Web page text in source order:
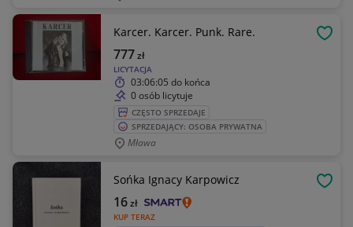
Karcer. Karcer. Punk. Rare.
LICYTACJA
777zł
03:06:05 do końca
0 osób licytuje
CZĘSTO SPRZEDAJE
SPRZEDAJĄCY: OSOBA PRYWATNA
Mława
Sońka Ignacy Karpowicz
KUP TERAZ
16zł